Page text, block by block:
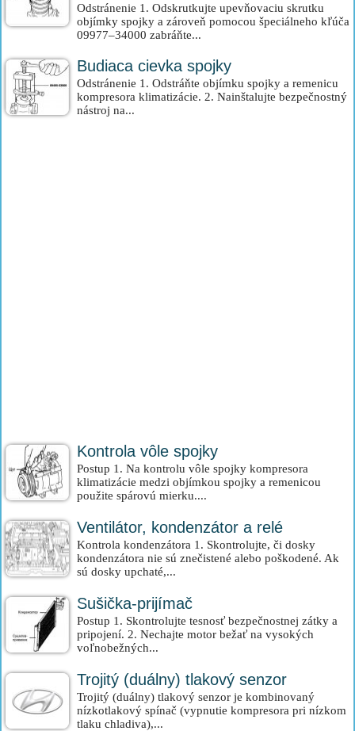
Odstránenie 1. Odskrutkujte upevňovaciu skrutku
objímky spojky a zároveň pomocou špeciálneho kľúča
09977–34000 zabráňte...
Budiaca cievka spojky
Odstránenie 1. Odstráňte objímku spojky a remenicu
kompresora klimatizácie. 2. Nainštalujte bezpečnostný
nástroj na...
Kontrola vôle spojky
Postup 1. Na kontrolu vôle spojky kompresora
klimatizácie medzi objímkou spojky a remenicou
použite spárovú mierku....
Ventilátor, kondenzátor a relé
Kontrola kondenzátora 1. Skontrolujte, či dosky
kondenzátora nie sú znečistené alebo poškodené. Ak
sú dosky upchaté,...
Sušička-prijímač
Postup 1. Skontrolujte tesnosť bezpečnostnej zátky a
pripojení. 2. Nechajte motor bežať na vysokých
voľnobežných...
Trojitý (duálny) tlakový senzor
Trojitý (duálny) tlakový senzor je kombinovaný
nízkotlakový spínač (vypnutie kompresora pri nízkom
tlaku chladiva),...